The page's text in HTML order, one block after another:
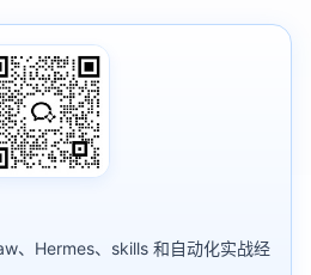
、Hermes、skills 和自动化实战经